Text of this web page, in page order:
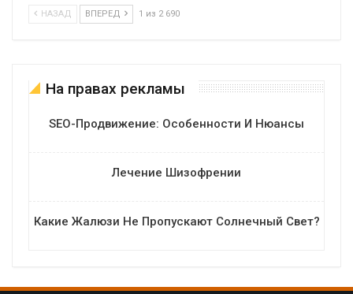
НАЗАД ВПЕРЕД 1 из 2 690
На правах рекламы
SEO-Продвижение: Особенности И Нюансы
Лечение Шизофрении
Какие Жалюзи Не Пропускают Солнечный Свет?